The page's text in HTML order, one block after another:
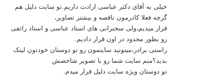
خیلی به آقای دکتر عباسی ارادت داریم.تو سایت دلیل هم
گرچه فعلا کادرمون ناقصه و بیشتر تصاویر،
قرار میدیم،ولی سخنرانی های استاد عباسی و استاد رائفی
رو بطور محدود در اون قرار دادیم.
راستی برادر،میتونید سایتمون رو تو دوستان خودتون لینک
بدید؟منم سایت شما رو با تصویر شاخصش
تو دوستان ویژه سایت دلیل قرار میدم.